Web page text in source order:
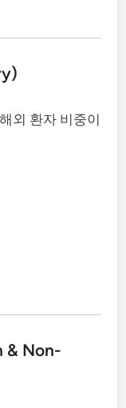
외 환자 비중이
& Non-